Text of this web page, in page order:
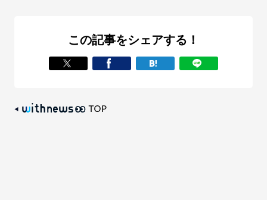
この記事をシェアする！